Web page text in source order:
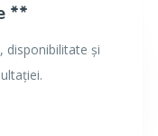
**
disponibilitate și